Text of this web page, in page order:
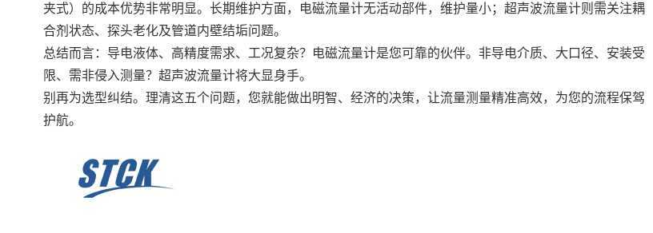
夹式）的成本优势非常明显。长期维护方面，电磁流量计无活动部件，维护量小；超声波流量计则需关注耦
合剂状态、探头老化及管道内壁结垢问题。
总结而言：导电液体、高精度需求、工况复杂？电磁流量计是您可靠的伙伴。非导电介质、大口径、安装受
限、需非侵入测量？超声波流量计将大显身手。
别再为选型纠结。理清这五个问题，您就能做出明智、经济的决策，让流量测量精准高效，为您的流程保驾
护航。